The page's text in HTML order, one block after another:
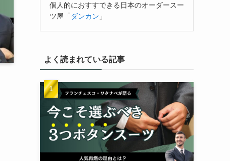
個人的におすすできる日本のオーダースー
ツ屋「 ダンカン 」
よく読まれている記事